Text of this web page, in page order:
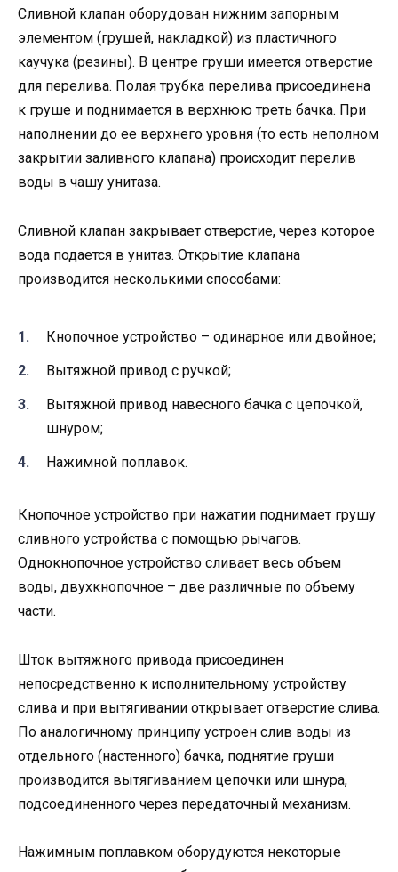
Сливной клапан оборудован нижним запорным
элементом (грушей, накладкой) из пластичного
каучука (резины). В центре груши имеется отверстие
для перелива. Полая трубка перелива присоединена
к груше и поднимается в верхнюю треть бачка. При
наполнении до ее верхнего уровня (то есть неполном
закрытии заливного клапана) происходит перелив
воды в чашу унитаза.
Сливной клапан закрывает отверстие, через которое
вода подается в унитаз. Открытие клапана
производится несколькими способами:
Кнопочное устройство – одинарное или двойное;
Вытяжной привод с ручкой;
Вытяжной привод навесного бачка с цепочкой,
шнуром;
Нажимной поплавок.
Кнопочное устройство при нажатии поднимает грушу
сливного устройства с помощью рычагов.
Однокнопочное устройство сливает весь объем
воды, двухкнопочное – две различные по объему
части.
Шток вытяжного привода присоединен
непосредственно к исполнительному устройству
слива и при вытягивании открывает отверстие слива.
По аналогичному принципу устроен слив воды из
отдельного (настенного) бачка, поднятие груши
производится вытягиванием цепочки или шнура,
подсоединенного через передаточный механизм.
Нажимным поплавком оборудуются некоторые